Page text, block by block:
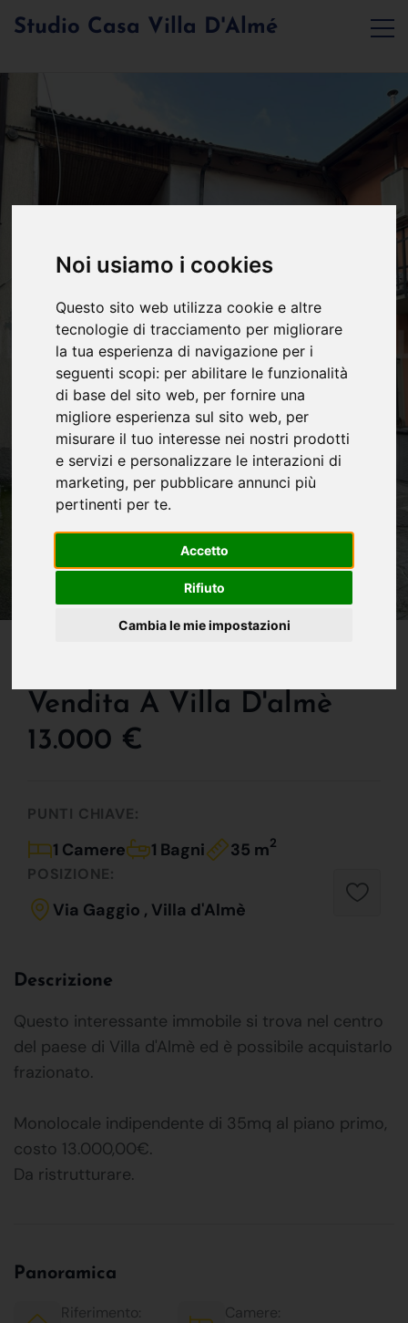
Noi usiamo i cookies
Questo sito web utilizza cookie e altre
tecnologie di tracciamento per migliorare
la tua esperienza di navigazione per i
seguenti scopi: per abilitare le funzionalità
di base del sito web, per fornire una
migliore esperienza sul sito web, per
misurare il tuo interesse nei nostri prodotti
e servizi e personalizzare le interazioni di
marketing, per pubblicare annunci più
pertinenti per te.
Accetto
Rifiuto
Cambia le mie impostazioni
Studio Casa Villa D'Almé
Vendita A Villa D'almè
13.000 €
PUNTI CHIAVE:
1 Camere 1 Bagni 35 m2
POSIZIONE:
Via Gaggio , Villa d'Almè
Descrizione
Questo interessante immobile si trova nel centro
del paese di Villa d'Almè ed è possibile acquistarlo
frazionato.
Monolocale indipendente di 35mq al piano primo,
costo 13.000,00€.
Da ristrutturare.
Panoramica
Riferimento:
Camere: